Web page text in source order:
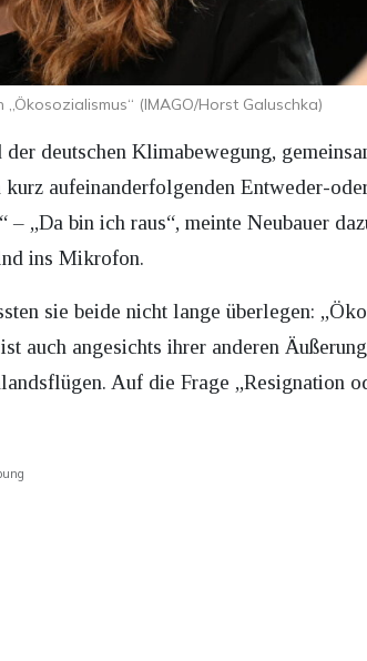
(IMAGO/Horst Galuschka)
deutschen Klimabewegung,
aufeinanderfolgenden Entweder-
„Da bin ich raus“, meinte Neubauer
ins Mikrofon.
sie beide nicht lange überlegen:
auch angesichts ihrer anderen
Auf die Frage „Resignation